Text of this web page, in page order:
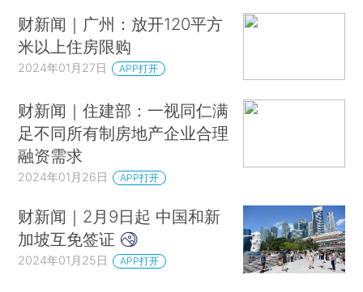
财新闻｜广州：放开120平方
米以上住房限购
2024年01月27日 APP打开
财新闻｜住建部：一视同仁满
足不同所有制房地产企业合理
融资需求
2024年01月26日 APP打开
财新闻｜2月9日起 中国和新
加坡互免签证
2024年01月25日 APP打开